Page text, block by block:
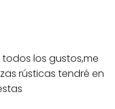
los gustos,me
rústicas tendré en